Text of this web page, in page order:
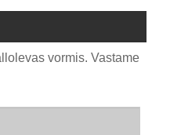
vormis. Vastame